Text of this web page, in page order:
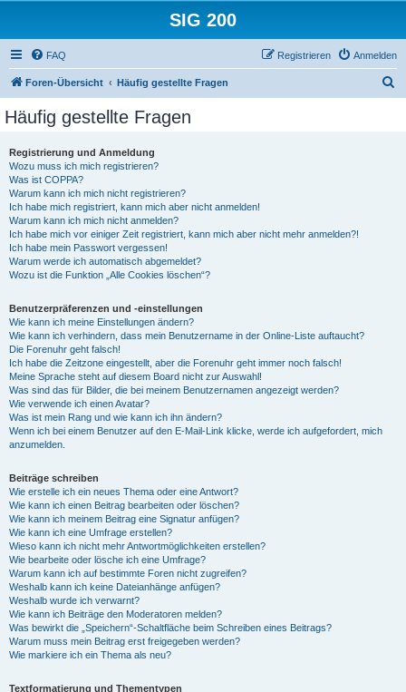
SIG 200
FAQ Anmelden
Registrieren
Foren-Übersicht Häufig gestellte Fragen
Häufig gestellte Fragen
Registrierung und Anmeldung
Wozu muss ich mich registrieren?
Was ist COPPA?
Warum kann ich mich nicht registrieren?
Ich habe mich registriert, kann mich aber nicht anmelden!
Warum kann ich mich nicht anmelden?
Ich habe mich vor einiger Zeit registriert, kann mich aber nicht mehr anmelden?!
Ich habe mein Passwort vergessen!
Warum werde ich automatisch abgemeldet?
Wozu ist die Funktion „Alle Cookies löschen“?
Benutzerpräferenzen und -einstellungen
Wie kann ich meine Einstellungen ändern?
Wie kann ich verhindern, dass mein Benutzername in der Online-Liste auftaucht?
Die Forenuhr geht falsch!
Ich habe die Zeitzone eingestellt, aber die Forenuhr geht immer noch falsch!
Meine Sprache steht auf diesem Board nicht zur Auswahl!
Was sind das für Bilder, die bei meinem Benutzernamen angezeigt werden?
Wie verwende ich einen Avatar?
Was ist mein Rang und wie kann ich ihn ändern?
Wenn ich bei einem Benutzer auf den E-Mail-Link klicke, werde ich aufgefordert, mich
anzumelden.
Beiträge schreiben
Wie erstelle ich ein neues Thema oder eine Antwort?
Wie kann ich einen Beitrag bearbeiten oder löschen?
Wie kann ich meinem Beitrag eine Signatur anfügen?
Wie kann ich eine Umfrage erstellen?
Wieso kann ich nicht mehr Antwortmöglichkeiten erstellen?
Wie bearbeite oder lösche ich eine Umfrage?
Warum kann ich auf bestimmte Foren nicht zugreifen?
Weshalb kann ich keine Dateianhänge anfügen?
Weshalb wurde ich verwarnt?
Wie kann ich Beiträge den Moderatoren melden?
Was bewirkt die „Speichern“-Schaltfläche beim Schreiben eines Beitrags?
Warum muss mein Beitrag erst freigegeben werden?
Wie markiere ich ein Thema als neu?
Textformatierung und Thementypen